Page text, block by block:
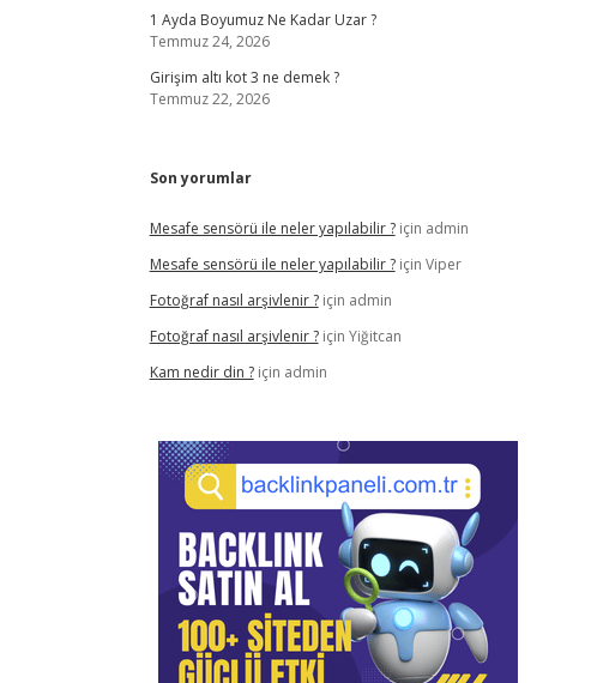
1 Ayda Boyumuz Ne Kadar Uzar ?
Temmuz 24, 2026
Girişim altı kot 3 ne demek ?
Temmuz 22, 2026
Son yorumlar
Mesafe sensörü ile neler yapılabilir ?için admin
Mesafe sensörü ile neler yapılabilir ?için Viper
Fotoğraf nasıl arşivlenir ?için admin
Fotoğraf nasıl arşivlenir ?için Yiğitcan
Kam nedir din ?için admin